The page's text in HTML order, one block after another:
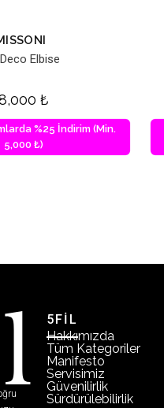
Elbise
₺
%25 İndirim (Min.
5,000 ₺)
5FİL
Hakkımızda
Tüm Kategoriler
Manifesto
Servisimiz
Güvenilirlik
Sürdürülebilirlik